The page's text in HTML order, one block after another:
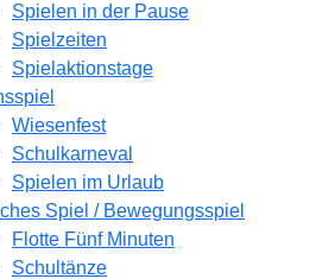
Spielen in der Pause
Spielzeiten
Spielaktionstage
Wiesenfest
Schulkarneval
Spielen im Urlaub
Spiel / Bewegungsspiel
Flotte Fünf Minuten
Schultänze